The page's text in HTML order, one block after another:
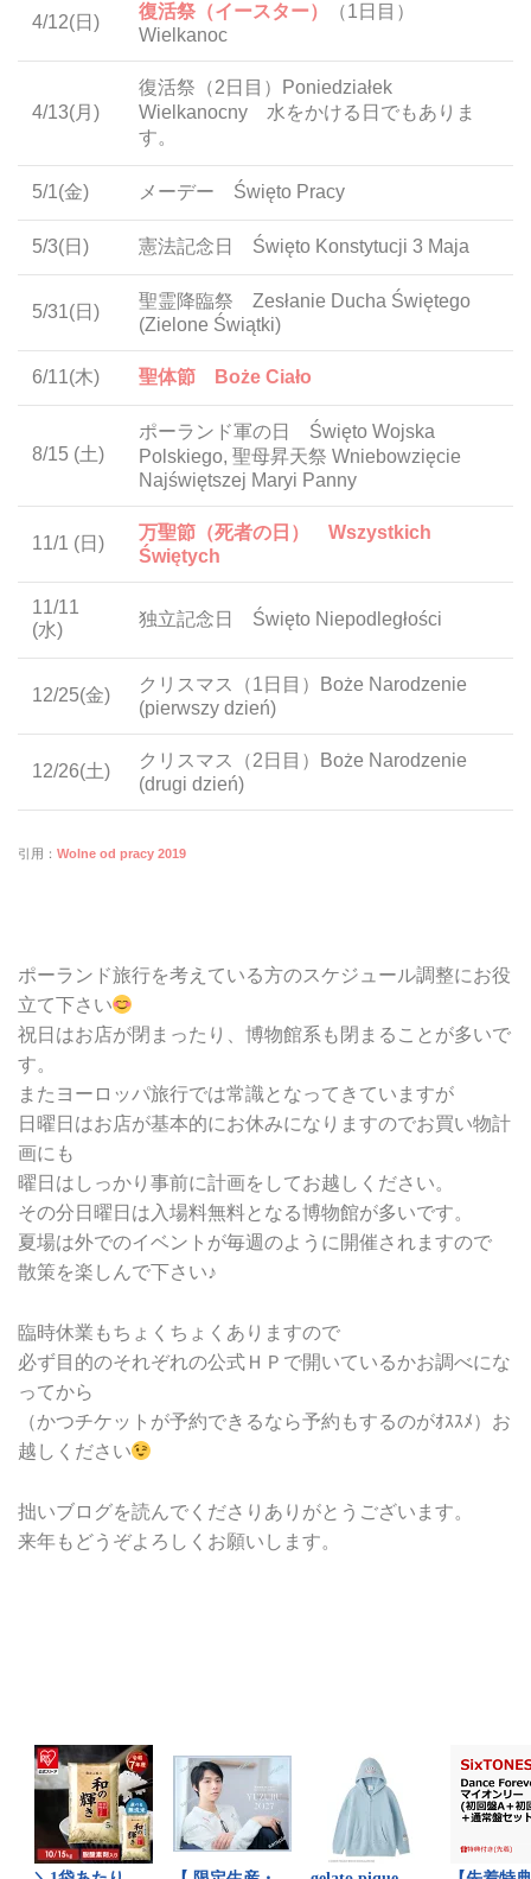
4/12(日)
復活祭（イースター）
（1日目）
Wielkanoc
4/13(月)
復活祭（2日目）Poniedziałek
Wielkanocny 水をかける日でもありま
す。
5/1(金) メーデー Święto Pracy
5/3(日) 憲法記念日 Święto Konstytucji 3 Maja
5/31(日)
聖霊降臨祭 Zesłanie Ducha Świętego
(Zielone Świątki)
6/11(木) 聖体節 Boże Ciało
8/15 (土)
ポーランド軍の日 Święto Wojska
Polskiego, 聖母昇天祭 Wniebowzięcie
Najświętszej Maryi Panny
11/1 (日)
万聖節（死者の日） Wszystkich
Świętych
11/11
(水)
独立記念日 Święto Niepodległości
12/25(金)
クリスマス（1日目）Boże Narodzenie
(pierwszy dzień)
12/26(土)
クリスマス（2日目）Boże Narodzenie
(drugi dzień)
引用： Wolne od pracy 2019
ポーランド旅行を考えている方のスケジュール調整にお役
立て下さい
祝日はお店が閉まったり、博物館系も閉まることが多いで
す。
またヨーロッパ旅行では常識となってきていますが
日曜日はお店が基本的にお休みになりますのでお買い物計
画にも
曜日はしっかり事前に計画をしてお越しください。
その分日曜日は入場料無料となる博物館が多いです。
夏場は外でのイベントが毎週のように開催されますので
散策を楽しんで下さい♪
臨時休業もちょくちょくありますので
必ず目的のそれぞれの公式ＨＰで開いているかお調べにな
ってから
（かつチケットが予約できるなら予約もするのがｵｽｽﾒ）お
越しください
拙いブログを読んでくださりありがとうございます。
来年もどうぞよろしくお願いします。